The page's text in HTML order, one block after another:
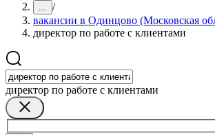
... /
вакансии в Одинцово (Московская
директор по работе с клиентами
директор по работе с клиентами